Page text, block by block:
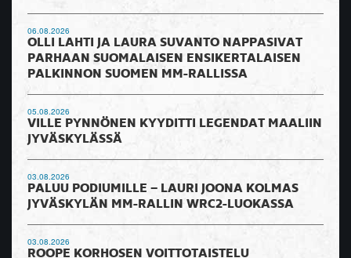
06.08.2026
OLLI LAHTI JA LAURA SUVANTO NAPPASIVAT
PARHAAN SUOMALAISEN ENSIKERTALAISEN
PALKINNON SUOMEN MM-RALLISSA
05.08.2026
VILLE PYNNÖNEN KYYDITTI LEGENDAT MAALIIN
JYVÄSKYLÄSSÄ
03.08.2026
PALUU PODIUMILLE – LAURI JOONA KOLMAS
JYVÄSKYLÄN MM-RALLIN WRC2-LUOKASSA
03.08.2026
ROOPE KORHOSEN VOITTOTAISTELU